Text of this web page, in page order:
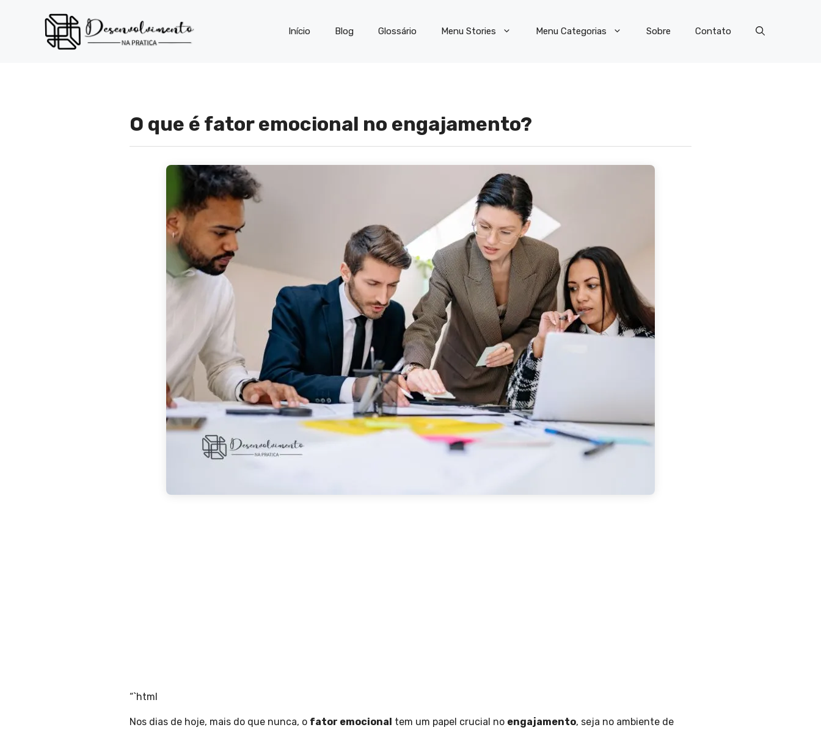
Início Blog Glossário Menu Stories Menu Categorias Sobre Contato
O que é fator emocional no engajamento?
“`html
Nos dias de hoje, mais do que nunca, o fator emocional tem um papel crucial no engajamento, seja no ambiente de